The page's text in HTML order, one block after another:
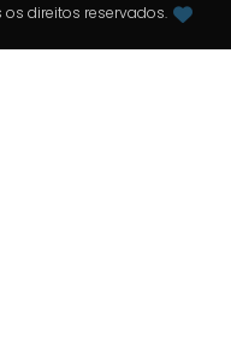
direitos reservados.